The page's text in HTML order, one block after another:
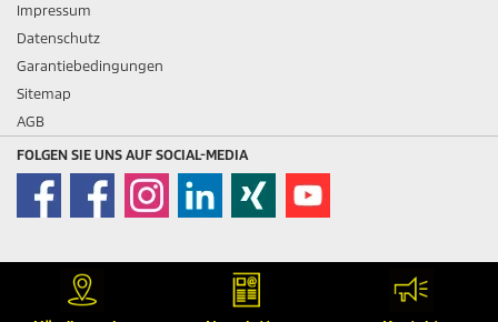
Impressum
Datenschutz
Garantiebedingungen
Sitemap
AGB
FOLGEN SIE UNS AUF SOCIAL-MEDIA